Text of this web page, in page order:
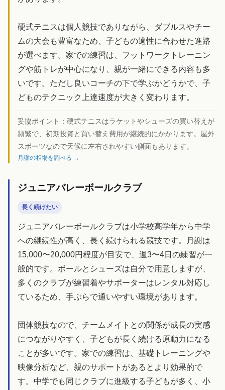
硬式テニスは個人競技でありながら、ダブルスやチー
ムの大会も豊富なため、子どもの適性に合わせた進路
が選べます。家での練習は、フットワークトレーニン
グや筋トレが中心になり、親が一緒にできる内容も多
いです。ただし良いコーチの下で学ぶかどうかで、子
どものテクニック上達速度が大きく変わります。
妥協ポイント： 硬式テニスはラケットやシューズの買い替えが
頻繁で、初期投資と買い替え費用が継続的にかかります。屋外
スポーツなので天候に左右されやすい側面もあります。
月謝の相場を調べる →
ジュニアバレーボールクラブ
長く続けたい
ジュニアバレーボールクラブは小学校高学年から中学
への継続性が高く、長く続けられる競技です。月謝は
15,000〜20,000円程度が目安で、週3〜4日の練習が一
般的です。ボールとシューズは自分で用意しますが、
多くのクラブが練習着やサポーターはレンタル対応し
ているため、手ぶらで通いやすい環境があります。
団体競技なので、チームメイトとの関係が成長の実感
につながりやすく、子どもが長く続ける原動力になる
ことが多いです。家での練習は、基礎トレーニングや
映像分析など、親のサポートがあるとより効果的で
す。中学でも同じクラブに進級する子どもが多く、小